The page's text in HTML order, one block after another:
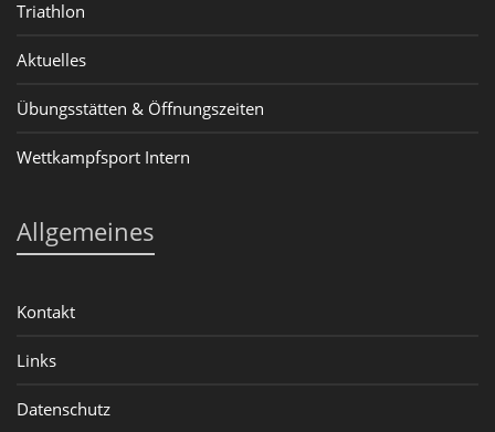
Triathlon
Aktuelles
Übungsstätten & Öffnungszeiten
Wettkampfsport Intern
Allgemeines
Kontakt
Links
Datenschutz